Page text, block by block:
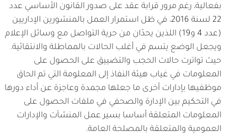
بفعالية، رغم مرور قرابة عقد على صدور القانون الأساسي عدد
22 لسنة 2016، في ظل استمرار العمل بالمنشورين الإداريين
(عدد 4 و19) اللذين يحدّان من حرية التواصل مع وسائل الإعلام
ويجعل الوضع يتسم في أغلب الحالات بالمماطلة والانتقائية.
حيث تواترت حالات الحجب والتضييق على الحصول على
المعلومات في غياب هيئة النفاذ إلى المعلومة التي تم الحاق
موظفيها بإدارات أخرى ما جعلها مجمدة وعاجزة عن أداء دورها
في التحكيم بين الإدارة والصحفي في ملفات الحصول على
المعلومات المتعلقة أساسا بسير عمل المنشآت والإدارات
العمومية والمتعلقة بالمصلحة العامة.